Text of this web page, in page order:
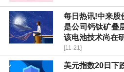
每日热讯!中来股
是公司钙钛矿叠
该电池技术尚在
[11-21]
美元指数20日下